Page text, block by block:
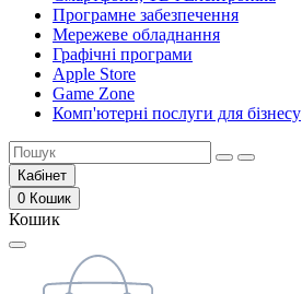
Програмне забезпечення
Мережеве обладнання
Графічні програми
Apple Store
Game Zone
Комп'ютерні послуги для бізнесу
Кабінет
0 Кошик
Кошик